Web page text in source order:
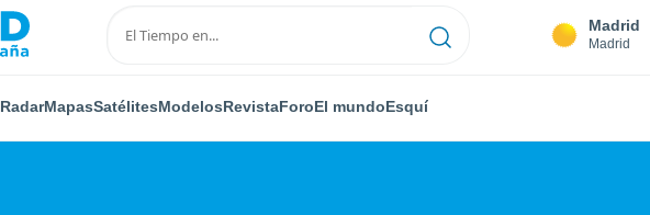
Madrid
Madrid
RadarMapasSatélitesModelosRevistaForoEl mundoEsquí